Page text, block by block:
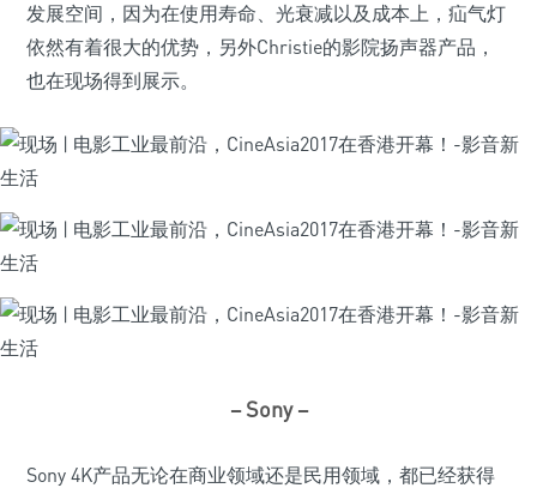
发展空间，因为在使用寿命、光衰减以及成本上，疝气灯
依然有着很大的优势，另外Christie的影院扬声器产品，
也在现场得到展示。
– Sony –
Sony 4K产品无论在商业领域还是民用领域，都已经获得